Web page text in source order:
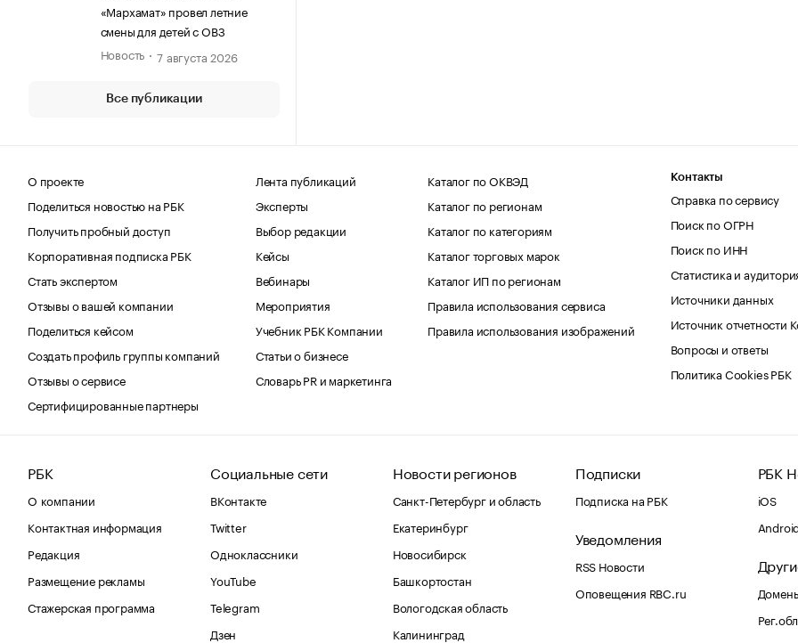
«Мархамат» провел летние
смены для детей с ОВЗ
Новость
7 августа 2026
Все публикации
О проекте
Поделиться новостью на РБК
Получить пробный доступ
Корпоративная подписка РБК
Стать экспертом
Отзывы о вашей компании
Поделиться кейсом
Создать профиль группы компаний
Отзывы о сервисе
Сертифицированные партнеры
Лента публикаций
Эксперты
Выбор редакции
Кейсы
Вебинары
Мероприятия
Учебник РБК Компании
Статьи о бизнесе
Словарь PR и маркетинга
Каталог по ОКВЭД
Каталог по регионам
Каталог по категориям
Каталог торговых марок
Каталог ИП по регионам
Правила использования сервиса
Правила использования изображений
Контакты
Справка по сервису
Поиск по ОГРН
Поиск по ИНН
Статистика и
Источники данных
Источник отчетности
Вопросы и ответы
Политика Cookies РБК
РБК
О компании
Контактная информация
Редакция
Размещение рекламы
Стажерская программа
Социальные сети
ВКонтакте
Twitter
Одноклассники
YouTube
Telegram
Дзен
Новости регионов
Санкт-Петербург и область
Екатеринбург
Новосибирск
Башкортостан
Вологодская область
Калининград
Подписки
Подписка на РБК
Уведомления
RSS Новости
Оповещения RBC.ru
РБК
iOS